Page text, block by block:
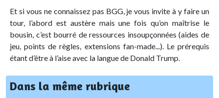
Et si vous ne connaissez pas BGG, je vous invite à y faire un
tour, l’abord est austère mais une fois qu’on maîtrise le
bousin, c’est bourré de ressources insoupçonnées (aides de
jeu, points de règles, extensions fan-made...). Le prérequis
étant d’être à l’aise avec la langue de Donald Trump.
Dans la même rubrique